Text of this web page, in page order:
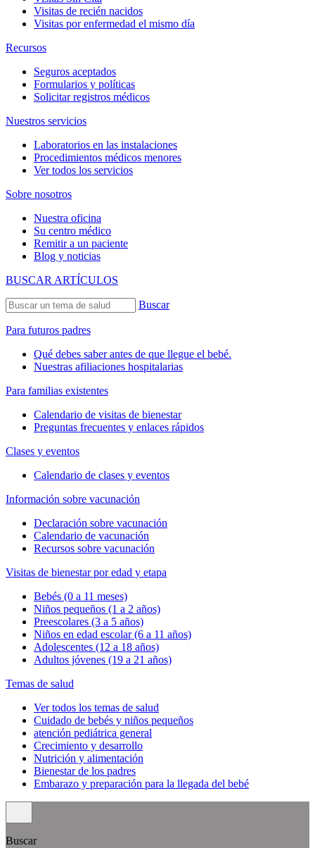
Visitas de recién nacidos
Visitas por enfermedad el mismo día
Recursos
Seguros aceptados
Formularios y políticas
Solicitar registros médicos
Nuestros servicios
Laboratorios en las instalaciones
Procedimientos médicos menores
Ver todos los servicios
Sobre nosotros
Nuestra oficina
Su centro médico
Remitir a un paciente
Blog y noticias
BUSCAR ARTÍCULOS
Buscar
Para futuros padres
Qué debes saber antes de que llegue el bebé.
Nuestras afiliaciones hospitalarias
Para familias existentes
Calendario de visitas de bienestar
Preguntas frecuentes y enlaces rápidos
Clases y eventos
Calendario de clases y eventos
Información sobre vacunación
Declaración sobre vacunación
Calendario de vacunación
Recursos sobre vacunación
Visitas de bienestar por edad y etapa
Bebés (0 a 11 meses)
Niños pequeños (1 a 2 años)
Preescolares (3 a 5 años)
Niños en edad escolar (6 a 11 años)
Adolescentes (12 a 18 años)
Adultos jóvenes (19 a 21 años)
Temas de salud
Ver todos los temas de salud
Cuidado de bebés y niños pequeños
atención pediátrica general
Crecimiento y desarrollo
Nutrición y alimentación
Bienestar de los padres
Embarazo y preparación para la llegada del bebé
Buscar